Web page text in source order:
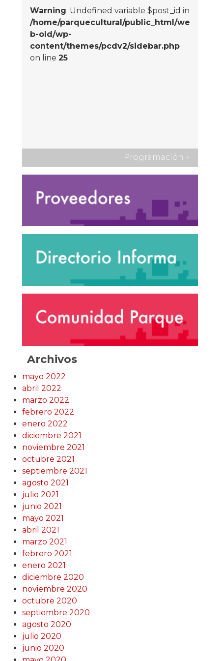
Warning: Undefined variable $post_id in
/home/parquecultural/public_html/we
b-old/wp-
content/themes/pcdv2/sidebar.php
on line 25
Programación +
Archivos
mayo 2022
abril 2022
marzo 2022
febrero 2022
enero 2022
diciembre 2021
noviembre 2021
octubre 2021
septiembre 2021
agosto 2021
julio 2021
junio 2021
mayo 2021
abril 2021
marzo 2021
febrero 2021
enero 2021
diciembre 2020
noviembre 2020
octubre 2020
septiembre 2020
agosto 2020
julio 2020
junio 2020